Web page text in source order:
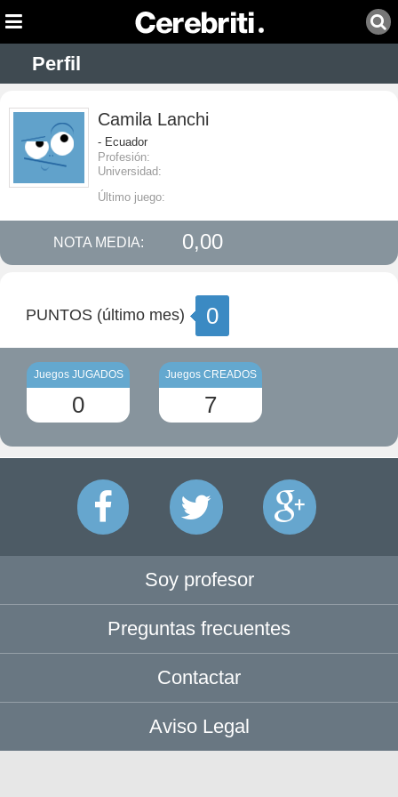
Perfil
Camila Lanchi
- Ecuador
Profesión:
Universidad:
Último juego:
NOTA MEDIA: 0,00
PUNTOS (último mes) 0
Juegos JUGADOS
0
Juegos CREADOS
7
Soy profesor
Preguntas frecuentes
Contactar
Aviso Legal